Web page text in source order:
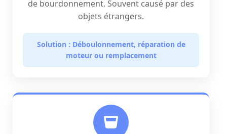
de bourdonnement. Souvent causé par des
objets étrangers.
Solution : Déboulonnement, réparation de
moteur ou remplacement